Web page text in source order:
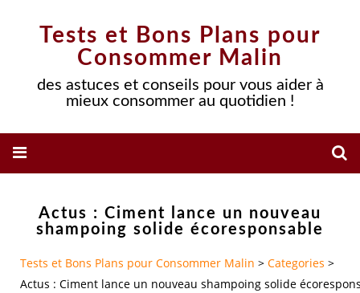
Tests et Bons Plans pour
Consommer Malin
des astuces et conseils pour vous aider à
mieux consommer au quotidien !
Actus : Ciment lance un nouveau
shampoing solide écoresponsable
Tests et Bons Plans pour Consommer Malin > Categories >
Actus : Ciment lance un nouveau shampoing solide